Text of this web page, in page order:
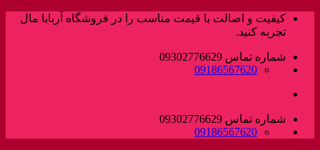
پرش
کیفیت و اصالت با قیمت مناسب را در فروشگاه آربابا مال
تجربه کنید.
شماره تماس 09302776629
09186567620
شماره تماس 09302776629
09186567620